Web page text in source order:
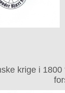
krige i